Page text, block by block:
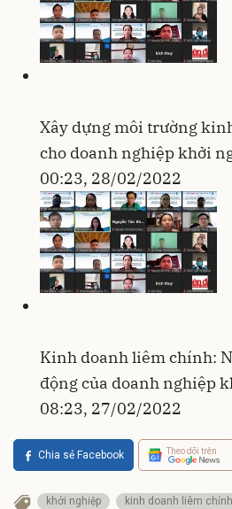
Xây dựng môi trường
cho doanh nghiệp khởi
00:23, 28/02/2022
Kinh doanh liêm chính:
động của doanh nghiệp
08:23, 27/02/2022
Chia sẻ Facebook Theo dõi trên
khởi nghiệp kinh doanh liêm chính